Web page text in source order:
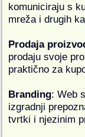
komuniciraju s
mreža i drugih
Prodaja
prodaju svoje
praktično za
Branding: Web
izgradnji
tvrtki i njezinim